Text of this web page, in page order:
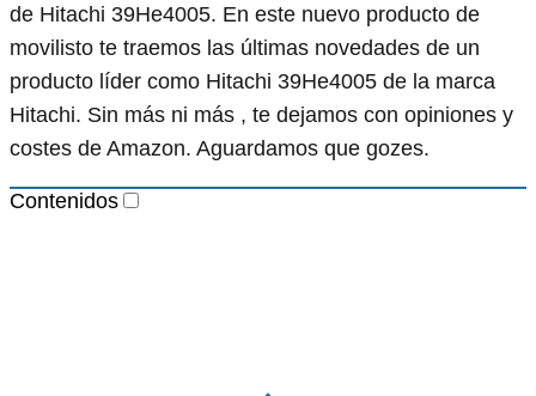
de Hitachi 39He4005. En este nuevo producto de
movilisto te traemos las últimas novedades de un
producto líder como Hitachi 39He4005 de la marca
Hitachi. Sin más ni más , te dejamos con opiniones y
costes de Amazon. Aguardamos que gozes.
Contenidos